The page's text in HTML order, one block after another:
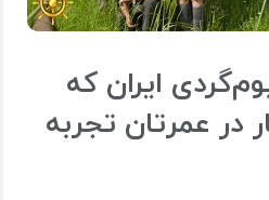
ایران که
در عمرتان تجربه